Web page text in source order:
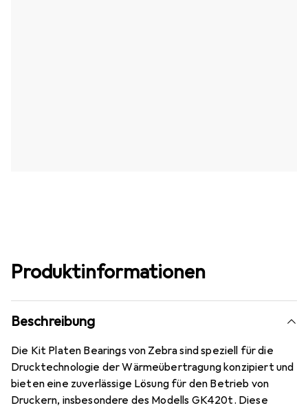
Produktinformationen
Beschreibung
Die Kit Platen Bearings von Zebra sind speziell für die
Drucktechnologie der Wärmeübertragung konzipiert und
bieten eine zuverlässige Lösung für den Betrieb von
Druckern, insbesondere des Modells GK420t. Diese